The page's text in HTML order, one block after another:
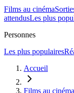
Films au cinéma
attendusLes plus
Personnes
Les plus populaires
Accueil
Films au cinéma